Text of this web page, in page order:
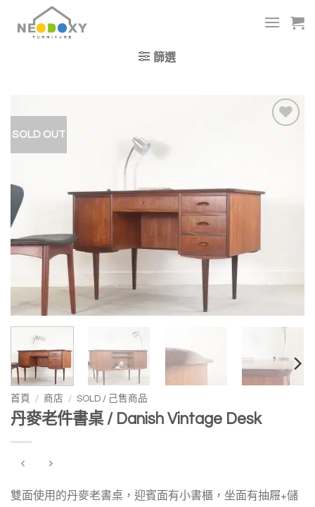
篩選
SOLD OUT
首頁 / 商店 / SOLD / 己售商品
丹麥老件書桌 / Danish Vintage Desk
雙面使用的丹麥老書桌，迎賓面有小書櫃，坐面有抽屜+儲